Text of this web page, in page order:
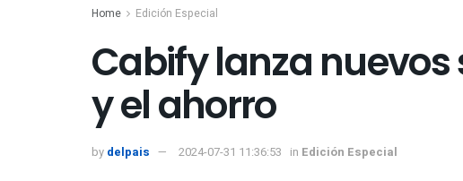
Home Edición Especial
Cabify lanza
y el ahorro
by delpais 2024-07-31 11:36:53 in Edición Especial